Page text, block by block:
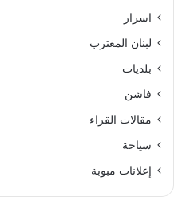
اسرار
لبنان المغترب
بلديات
فاشن
مقالات القراء
سياحة
إعلانات مبوبة